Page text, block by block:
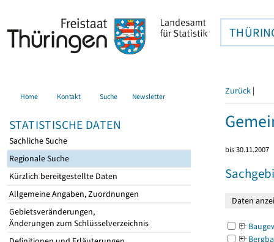
Home Kontakt Suche Newsletter
STATISTISCHE DATEN
Sachliche Suche
Regionale Suche
Kürzlich bereitgestellte Daten
Allgemeine Angaben, Zuordnungen
Gebietsveränderungen,
Änderungen zum Schlüsselverzeichnis
Zurück |
bis 30.11.2007